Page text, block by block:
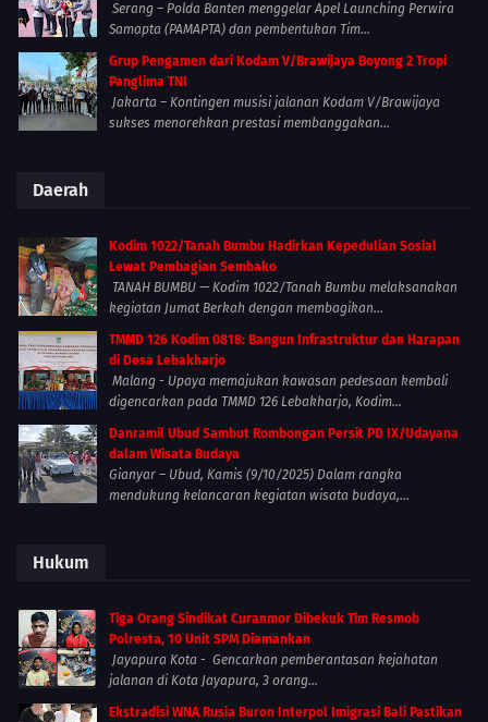
Serang – Polda Banten menggelar Apel Launching Perwira
Samapta (PAMAPTA) dan pembentukan Tim...
Grup Pengamen dari Kodam V/Brawijaya Boyong 2 Tropi
Panglima TNI
Jakarta – Kontingen musisi jalanan Kodam V/Brawijaya
sukses menorehkan prestasi membanggakan...
Daerah
Kodim 1022/Tanah Bumbu Hadirkan Kepedulian Sosial
Lewat Pembagian Sembako
TANAH BUMBU — Kodim 1022/Tanah Bumbu melaksanakan
kegiatan Jumat Berkah dengan membagikan...
TMMD 126 Kodim 0818: Bangun Infrastruktur dan Harapan
di Desa Lebakharjo
Malang - Upaya memajukan kawasan pedesaan kembali
digencarkan pada TMMD 126 Lebakharjo, Kodim...
Danramil Ubud Sambut Rombongan Persit PD IX/Udayana
dalam Wisata Budaya
Gianyar – Ubud, Kamis (9/10/2025) Dalam rangka
mendukung kelancaran kegiatan wisata budaya,...
Hukum
Tiga Orang Sindikat Curanmor Dibekuk Tim Resmob
Polresta, 10 Unit SPM Diamankan
Jayapura Kota - Gencarkan pemberantasan kejahatan
jalanan di Kota Jayapura, 3 orang...
Ekstradisi WNA Rusia Buron Interpol Imigrasi Bali Pastikan